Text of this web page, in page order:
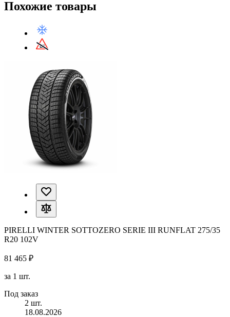
Похожие товары
PIRELLI WINTER SOTTOZERO SERIE III RUNFLAT 275/35
R20 102V
81 465 ₽
за 1 шт.
Под заказ
2 шт.
18.08.2026